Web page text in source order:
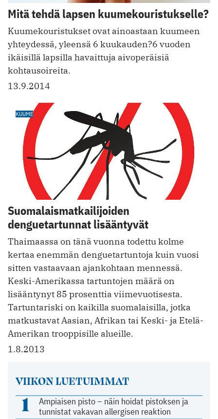
Mitä tehdä lapsen kuumekouristukselle?
Kuumekouristukset ovat ainoastaan kuumeen
yhteydessä, yleensä 6 kuukauden?6 vuoden
ikäisillä lapsilla havaittuja aivoperäisiä
kohtausoireita.
13.9.2014
KUUME
Suomalaismatkailijoiden
denguetartunnat lisääntyvät
Thaimaassa on tänä vuonna todettu kolme
kertaa enemmän denguetartuntoja kuin vuosi
sitten vastaavaan ajankohtaan mennessä.
Keski-Amerikassa tartuntojen määrä on
lisääntynyt 85 prosenttia viimevuotisesta.
Tartuntariski on kaikilla suomalaisilla, jotka
matkustavat Aasian, Afrikan tai Keski- ja Etelä-
Amerikan trooppisille alueille.
1.8.2013
VIIKON LUETUIMMAT
1
Ampiaisen pisto – näin hoidat pistoksen ja
tunnistat vakavan allergisen reaktion